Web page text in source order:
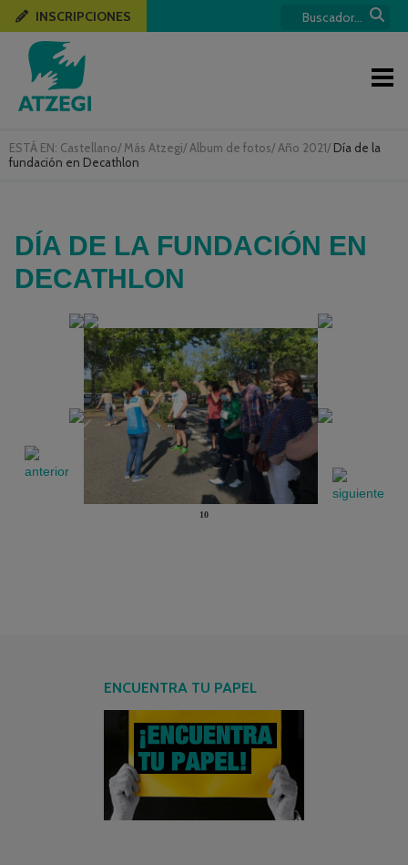
ESTÁ EN: Castellano/ Más Atzegi/ Album de fotos/ Año 2021/ Día de la
fundación en Decathlon
INSCRIPCIONES
DÍA DE LA FUNDACIÓN EN
DECATHLON
10
ENCUENTRA TU PAPEL